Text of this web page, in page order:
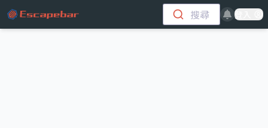
跳至主要內容
搜尋 登入